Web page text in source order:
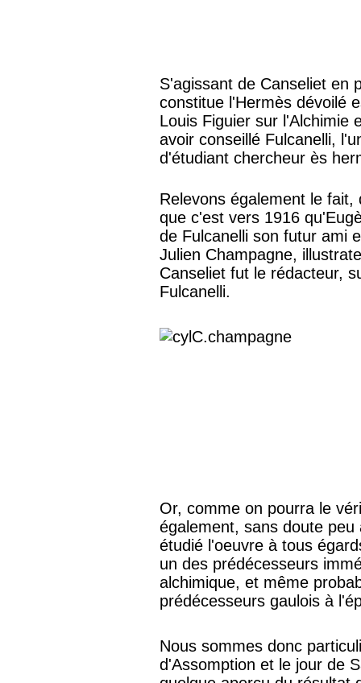
S'agissant de Canseliet en
constitue l'Hermès dévoilé
Louis Figuier sur l'Alchimie
avoir conseillé Fulcanelli,
d'étudiant chercheur ès
Relevons également le
que c'est vers 1916
de Fulcanelli son futur ami
Julien Champagne,
Canseliet fut le rédacteur,
Fulcanelli.
Or, comme on pourra le
également, sans doute
étudié l'oeuvre à tous
un des prédécesseurs
alchimique, et même
prédécesseurs gaulois à
Nous sommes donc
d'Assomption et le jour de